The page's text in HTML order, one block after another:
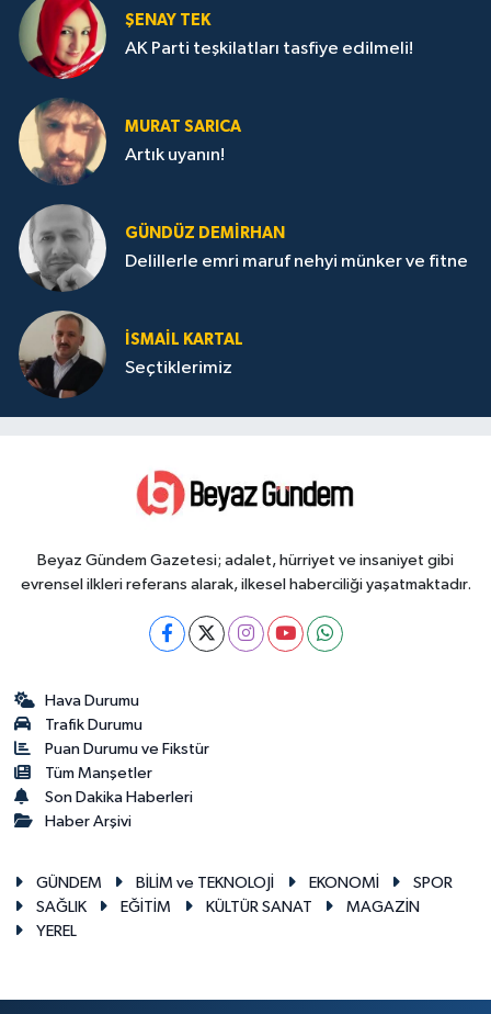
ŞENAY TEK
AK Parti teşkilatları tasfiye edilmeli!
MURAT SARICA
Artık uyanın!
GÜNDÜZ DEMIRHAN
Delillerle emri maruf nehyi münker ve fitne
İSMAIL KARTAL
Seçtiklerimiz
Beyaz Gündem Gazetesi; adalet, hürriyet ve insaniyet gibi
evrensel ilkleri referans alarak, ilkesel haberciliği yaşatmaktadır.
Hava Durumu
Trafik Durumu
Puan Durumu ve Fikstür
Tüm Manşetler
Son Dakika Haberleri
Haber Arşivi
GÜNDEM BİLİM ve TEKNOLOJİ EKONOMİ
SPOR
SAĞLIK
EĞİTİM KÜLTÜR SANAT
MAGAZİN
YEREL